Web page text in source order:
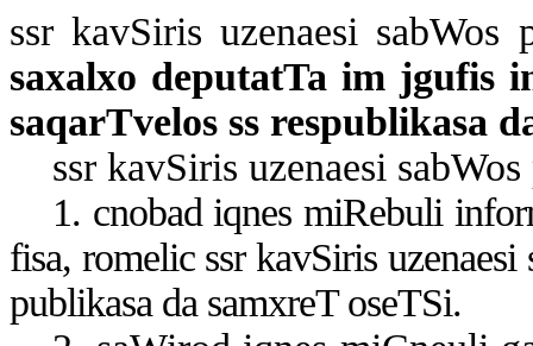
ssr kav­Si­ris uze­na­e­si sab­Wos
sa­xal­xo de­pu­tat­Ta im jgu­fis
sa­qar­T­ve­los ss res­pub­li­ka­sa
ssr kav­Si­ris uze­na­e­si
1. cno­bad iq­nes mi­Re­bu­li
fi­sa, ro­me­lic ssr kav­Si­ris
pub­li­ka­sa da sam­x­reT oseT­Si.